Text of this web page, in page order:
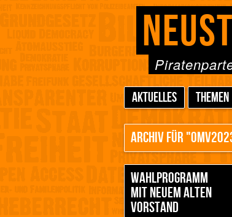
AKTUELLES THEMEN
ARCHIV FÜR
WAHLPROGRAMM
MIT NEUEM ALTEN
VORSTAND